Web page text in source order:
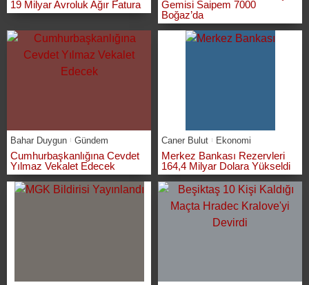
19 Milyar Avroluk Ağır Fatura
Gemisi Saipem 7000
Boğaz’da
Bahar Duygun Gündem
Cumhurbaşkanlığına Cevdet
Yılmaz Vekalet Edecek
Caner Bulut Ekonomi
Merkez Bankası Rezervleri
164,4 Milyar Dolara Yükseldi